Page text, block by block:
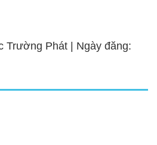
Trường Phát | Ngày đăng: